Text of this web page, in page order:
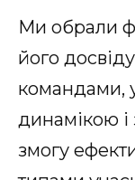
Ми обрали
його
командами,
динамікою і
змогу